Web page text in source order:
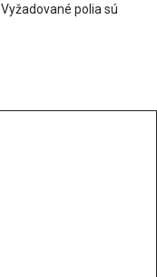
Vyžadované polia sú